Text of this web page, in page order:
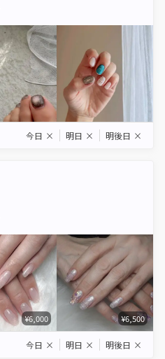
今日 × 明日 × 明後日 ×
¥6,000 ¥6,500
今日 × 明日 × 明後日 ×